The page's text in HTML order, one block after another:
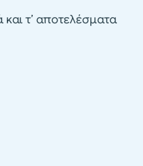
τ’ αποτελέσματα